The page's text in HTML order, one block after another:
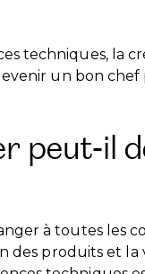
techniques, la
un bon chef
peut-il
à toutes les
des produits et